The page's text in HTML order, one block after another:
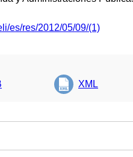
es/res/2012/05/09/(1)
XML